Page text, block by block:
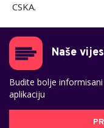
CSKA.
Naše
Budite bolje
aplikaciju